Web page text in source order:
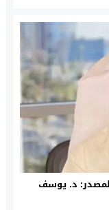
المصدر: د. يوسف